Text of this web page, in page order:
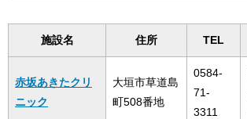
施設名 住所 TEL
赤坂あきたクリ
ニック
大垣市草道島
町508番地
0584-
71-
3311